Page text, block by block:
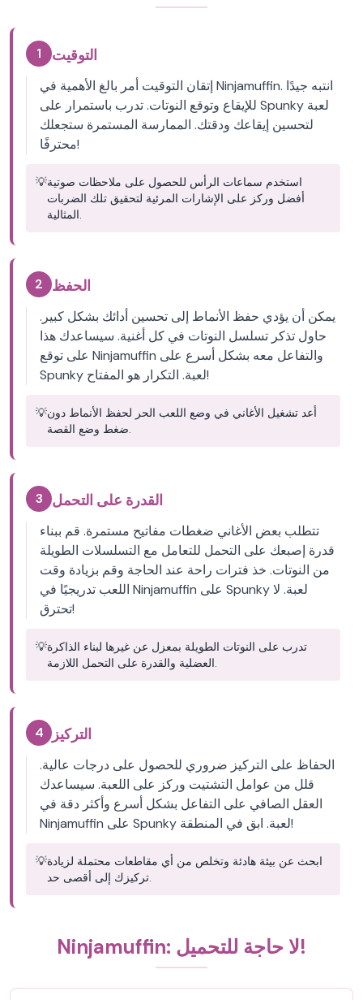
1 التوقيت
إتقان التوقيت أمر بالغ الأهمية في Ninjamuffin. انتبه جيدًا
للإيقاع وتوقع النوتات. تدرب باستمرار على Spunky لعبة
لتحسين إيقاعك ودقتك. الممارسة المستمرة ستجعلك
محترفًا!
💡استخدم سماعات الرأس للحصول على ملاحظات صوتية
أفضل وركز على الإشارات المرئية لتحقيق تلك الضربات
المثالية.
2 الحفظ
يمكن أن يؤدي حفظ الأنماط إلى تحسين أدائك بشكل كبير.
حاول تذكر تسلسل النوتات في كل أغنية. سيساعدك هذا
على توقع Ninjamuffin والتفاعل معه بشكل أسرع على
Spunky لعبة. التكرار هو المفتاح!
💡أعد تشغيل الأغاني في وضع اللعب الحر لحفظ الأنماط دون
ضغط وضع القصة.
3 القدرة على التحمل
تتطلب بعض الأغاني ضغطات مفاتيح مستمرة. قم ببناء
قدرة إصبعك على التحمل للتعامل مع التسلسلات الطويلة
من النوتات. خذ فترات راحة عند الحاجة وقم بزيادة وقت
اللعب تدريجيًا في Ninjamuffin على Spunky لعبة. لا
تحترق!
💡تدرب على النوتات الطويلة بمعزل عن غيرها لبناء الذاكرة
العضلية والقدرة على التحمل اللازمة.
4 التركيز
الحفاظ على التركيز ضروري للحصول على درجات عالية.
قلل من عوامل التشتيت وركز على اللعبة. سيساعدك
العقل الصافي على التفاعل بشكل أسرع وأكثر دقة في
Ninjamuffin على Spunky لعبة. ابق في المنطقة!
💡ابحث عن بيئة هادئة وتخلص من أي مقاطعات محتملة لزيادة
تركيزك إلى أقصى حد.
Ninjamuffin: لا حاجة للتحميل!